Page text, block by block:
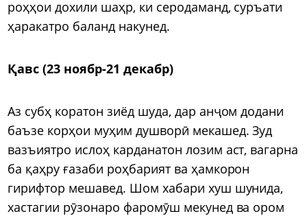
роҳҳои дохили шаҳр, ки серодаманд, суръати
ҳаракатро баланд накунед.
Қавс (23 ноябр-21 декабр)
Аз субҳ коратон зиёд шуда, дар анҷом додани
баъзе корҳои муҳим душворӣ мекашед. Зуд
вазъиятро ислоҳ карданатон лозим аст, вагарна
ба қаҳру ғазаби роҳбарият ва ҳамкорон
гирифтор мешавед. Шом хабари хуш шунида,
хастагии рӯзонаро фаромӯш мекунед ва ором